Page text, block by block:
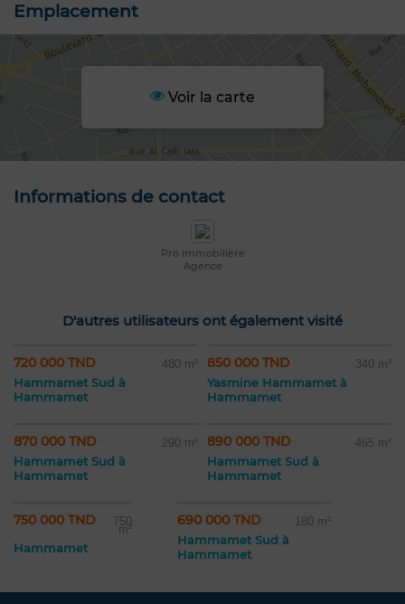
Emplacement
Voir la carte
Informations de contact
Pro immobilière
Agence
D'autres utilisateurs ont également visité
720 000 TND 480 m²
Hammamet Sud à
Hammamet
850 000 TND 340 m²
Yasmine Hammamet à
Hammamet
870 000 TND 290 m²
Hammamet Sud à
Hammamet
890 000 TND 465 m²
Hammamet Sud à
Hammamet
750 000 TND 750
m²
Hammamet
690 000 TND 180 m²
Hammamet Sud à
Hammamet